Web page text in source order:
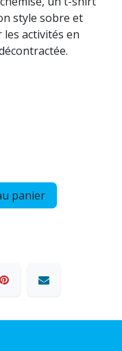
style sobre et
activités en
panier